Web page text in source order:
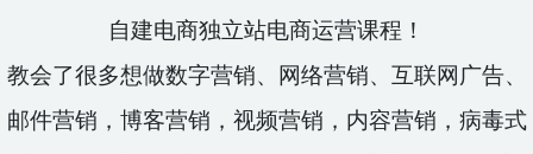
自建电商独立站电商运营课程！
教会了很多想做数字营销、网络营销、互联网广告、
邮件营销，博客营销，视频营销，内容营销，病毒式